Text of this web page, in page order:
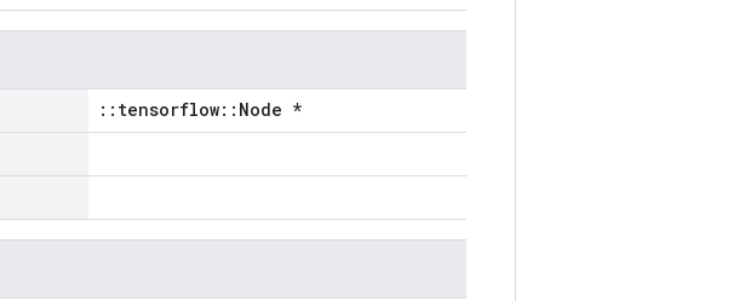
::tensorflow::Node *